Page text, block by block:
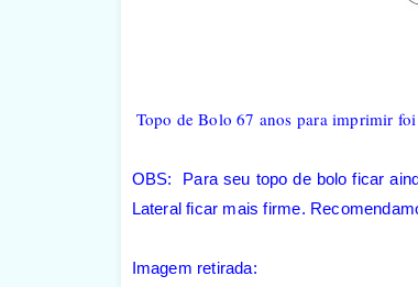
Topo de Bolo 67 anos para imprimir
OBS: Para seu topo de bolo ficar
Lateral ficar mais firme.
Imagem retirada: